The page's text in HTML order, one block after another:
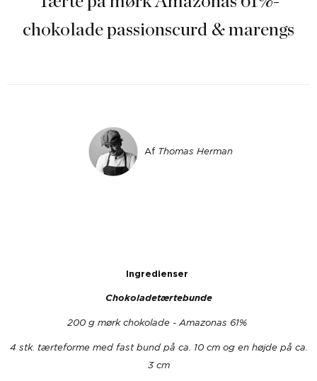
chokolade passionscurd & marengs
AfThomas Herman
Ingredienser
Chokoladetærtebunde
200 g mørk chokolade - Amazonas 61%
4 stk. tærteforme med fast bund på ca. 10 cm og en højde på ca.
3 cm